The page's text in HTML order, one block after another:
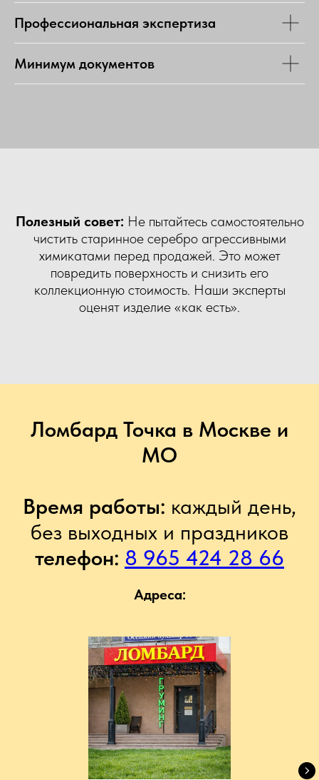
Профессиональная экспертиза
Минимум документов
Полезный совет: Не пытайтесь самостоятельно
чистить старинное серебро агрессивными
химикатами перед продажей. Это может
повредить поверхность и снизить его
коллекционную стоимость. Наши эксперты
оценят изделие «как есть».
Ломбард Точка в Москве и
МО
Время работы: каждый день,
без выходных и праздников
телефон: 8 965 424 28 66
Адреса: